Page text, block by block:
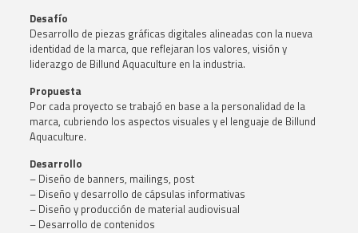
Desafío
Desarrollo de piezas gráficas digitales alineadas con la nueva
identidad de la marca, que reflejaran los valores, visión y
liderazgo de Billund Aquaculture en la industria.
Propuesta
Por cada proyecto se trabajó en base a la personalidad de la
marca, cubriendo los aspectos visuales y el lenguaje de Billund
Aquaculture.
Desarrollo
– Diseño de banners, mailings, post
– Diseño y desarrollo de cápsulas informativas
– Diseño y producción de material audiovisual
– Desarrollo de contenidos